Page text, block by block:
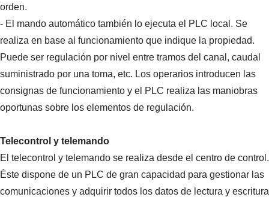
orden.
- El mando automático también lo ejecuta el PLC local. Se
realiza en base al funcionamiento que indique la propiedad.
Puede ser regulación por nivel entre tramos del canal, caudal
suministrado por una toma, etc. Los operarios introducen las
consignas de funcionamiento y el PLC realiza las maniobras
oportunas sobre los elementos de regulación.
Telecontrol y telemando
El telecontrol y telemando se realiza desde el centro de control.
Éste dispone de un PLC de gran capacidad para gestionar las
comunicaciones y adquirir todos los datos de lectura y escritura